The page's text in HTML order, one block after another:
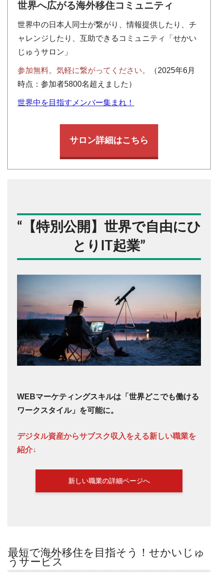
世界へ広がる海外移住コミュニティ
世界中の日本人同士が繋がり、情報提供したり、チ
ャレンジしたり、互助できるコミュニティ「せかい
じゅうサロン」
参加無料。気軽に繋がってください。
（2025年6月
時点：参加者5800名超えました）
世界中を目指すメンバー集まれ！
サロン詳細はこちら
“ 【特別公開】世界で自由にひ
とりIT起業”
WEBマーケティングスキルは「世界どこでも働ける
ワークスタイル」を可能に。
デジタル資産からサブスク収入をえる新しい職業を
紹介↓
新しい職業の詳細ページへ
最短で海外移住を目指そう！せかいじゅ
うサービス